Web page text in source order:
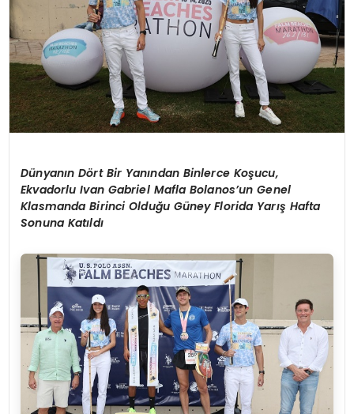
Dünyanın Dört Bir Yanından Binlerce Koşucu,
Ekvadorlu Ivan Gabriel Mafla Bolanos’un Genel
Klasmanda Birinci Olduğu Güney Florida Yarış Hafta
Sonuna Katıldı